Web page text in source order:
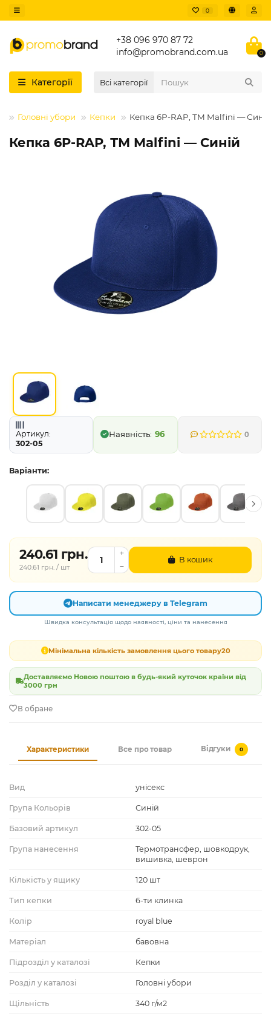
0
+38 096 970 87 72
info@promobrand.com.ua
0
Категорії Всі категорії
Головні убори Кепки Кепка 6P-RAP, ТМ Malfini — Синій
Кепка 6P-RAP, ТМ Malfini — Синій
Артикул:
302-05
96 0
Варіанти:
240.61 грн.
240.61 грн. / шт
В кошик
Написати менеджеру в Telegram
Швидка консультація щодо наявності, ціни та нанесення
Мінімальна кількість замовлення цього товару20
Доставляємо Новою поштою в будь-який куточок країни від
3000 грн
В обране
Характеристики Все про товар Відгуки 0
Вид унісекс
Група Кольорів Синій
Базовий артикул 302-05
Група нанесення
Термотрансфер, шовкодрук,
вишивка, шеврон
Кількість у ящику 120 шт
Тип кепки 6-ти клинка
Колір royal blue
Матеріал бавовна
Підрозділ у каталозі Кепки
Розділ у каталозі Головні убори
Щільність 340 г/м2